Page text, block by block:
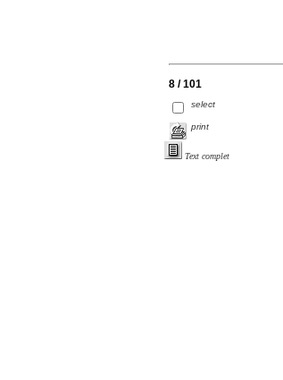
8 / 101
select
print
Text complet